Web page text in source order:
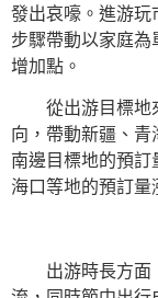
發出哀嚎。進游玩
步驟帶動以家庭
增加點。
從出游目標地
向，帶動新疆、
南邊目標地的預訂
海口等地的預訂量
出游時長方